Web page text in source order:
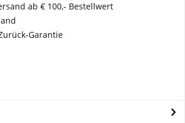
ab € 100,- Bestellwert
Garantie